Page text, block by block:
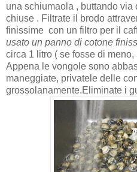
una schiumaola , buttando
chiuse . Filtrate il brodo
finissime con un filtro per il
usato un panno di cotone
circa 1 litro ( se fosse di
Appena le vongole sono
maneggiate, privatele delle
grossolanamente.Eliminate i